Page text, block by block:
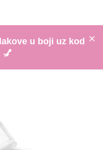
u boji uz kod
💅